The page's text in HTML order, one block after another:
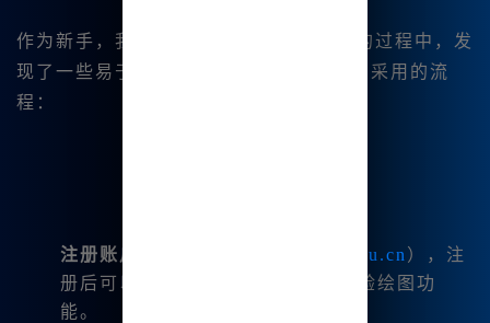
作为新手，我在学习Midjourney中文版的过程中，发
现了一些易于理解的步骤。以下是我通常采用的流
程：
注册账户 www.bzu.cn ），注
册后可以获取20积分，足以让我体验绘图功
能。